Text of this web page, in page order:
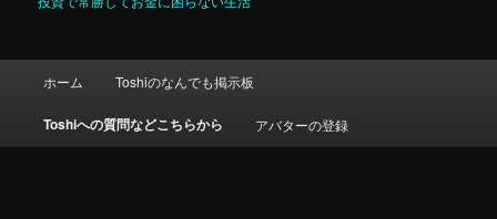
メインコンテンツへ移動
サブコンテンツへ移動
ホーム Toshiのなんでも掲示板
Toshiへの質問などこちらから アバターの登録